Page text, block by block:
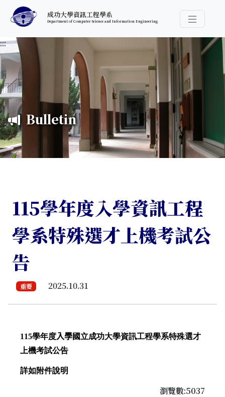
跳至中央內容區塊
成功大學資訊工程學系
Department of Computer Science and Information Engineering
導覽選
:::
Bulletin
115學年度入學資訊工程
學系特殊選才上機考試公
告
重要 2025.10.31
115學年度入學國立成功大學資訊工程學系特殊選才
上機考試公告
詳如附件說明
瀏覽數:5037